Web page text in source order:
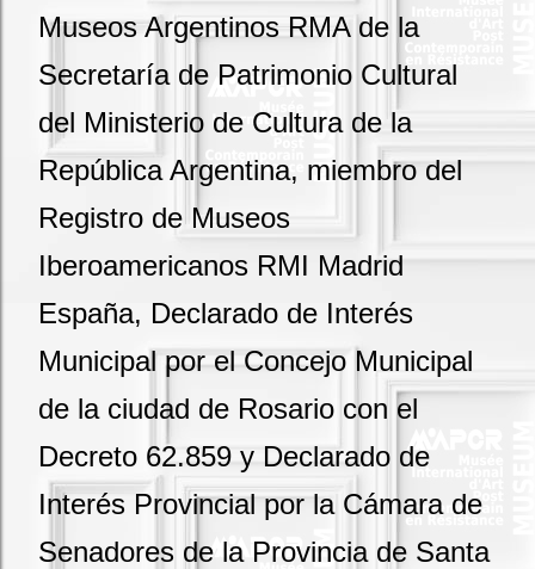
Museos Argentinos RMA de la
Secretaría de Patrimonio Cultural
del Ministerio de Cultura de la
República Argentina, miembro del
Registro de Museos
Iberoamericanos RMI Madrid
España, Declarado de Interés
Municipal por el Concejo Municipal
de la ciudad de Rosario con el
Decreto 62.859 y Declarado de
Interés Provincial por la Cámara de
Senadores de la Provincia de Santa